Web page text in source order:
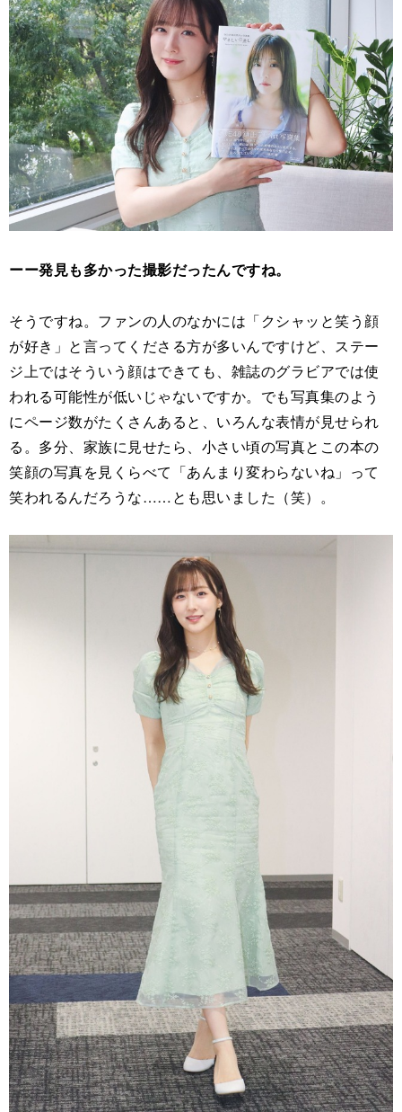
ーー発見も多かった撮影だったんですね。
そうですね。ファンの人のなかには「クシャッと笑う顔
が好き」と言ってくださる方が多いんですけど、ステー
ジ上ではそういう顔はできても、雑誌のグラビアでは使
われる可能性が低いじゃないですか。でも写真集のよう
にページ数がたくさんあると、いろんな表情が見せられ
る。多分、家族に見せたら、小さい頃の写真とこの本の
笑顔の写真を見くらべて「あんまり変わらないね」って
笑われるんだろうな……とも思いました（笑）。